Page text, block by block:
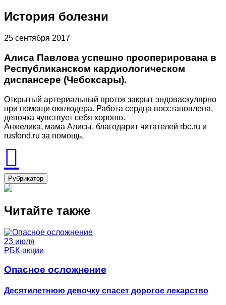
История болезни
25 сентября 2017
Алиса Павлова успешно прооперирована в
Республиканском кардиологическом
диспансере (Чебоксары).
Открытый артериальный проток закрыт эндоваскулярно
при помощи окклюдера. Работа сердца восстановлена,
девочка чувствует себя хорошо.
Анжелика, мама Алисы, благодарит читателей rbc.ru и
rusfond.ru за помощь.
Рубрикатор
Читайте также
23 июля
РБК-акции
Опасное осложнение
Десятилетнюю девочку спасет дорогое лекарство